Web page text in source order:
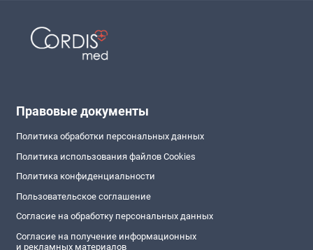
Правовые документы
Политика обработки персональных данных
Политика использования файлов Cookies
Политика конфиденциальности
Пользовательское соглашение
Согласие на обработку персональных данных
Согласие на получение информационных
и рекламных материалов